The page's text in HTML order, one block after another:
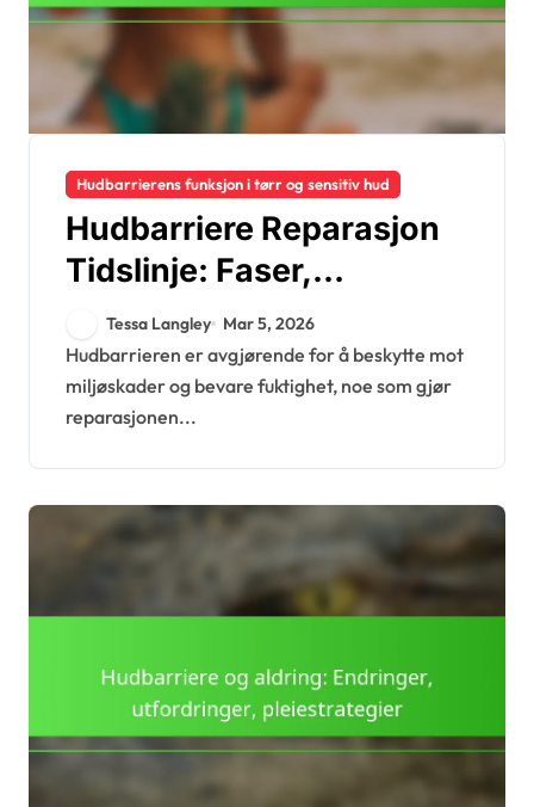
Hudbarrierens funksjon i tørr og sensitiv hud
Hudbarriere Reparasjon
Tidslinje: Faser,
Forventninger, Tips
Tessa Langley Mar 5, 2026
Hudbarrieren er avgjørende for å beskytte mot
miljøskader og bevare fuktighet, noe som gjør
reparasjonen...